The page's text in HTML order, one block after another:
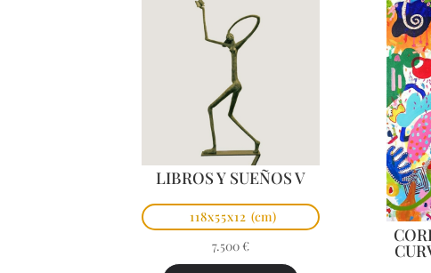
LIBROS Y SUEÑOS V
118x55x12 (cm)
7.500 €